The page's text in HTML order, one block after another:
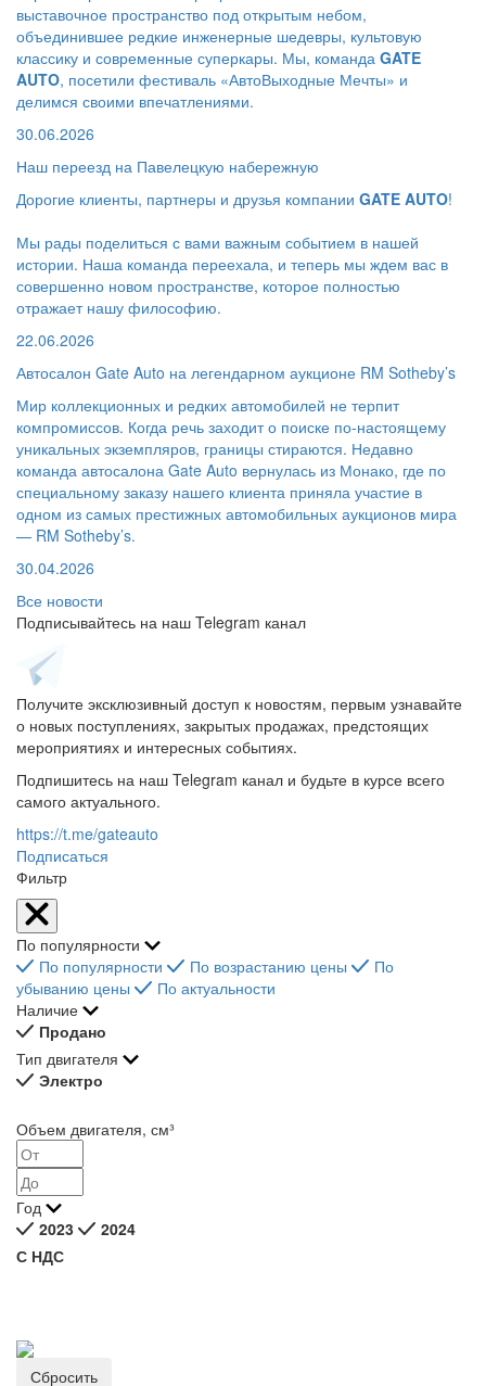
выставочное пространство под открытым небом,
объединившее редкие инженерные шедевры, культовую
классику и современные суперкары. Мы, команда GATE
AUTO, посетили фестиваль «АвтоВыходные Мечты» и
делимся своими впечатлениями.
30.06.2026
Наш переезд на Павелецкую набережную
Дорогие клиенты, партнеры и друзья компании GATE AUTO!
Мы рады поделиться с вами важным событием в нашей
истории. Наша команда переехала, и теперь мы ждем вас в
совершенно новом пространстве, которое полностью
отражает нашу философию.
22.06.2026
Автосалон Gate Auto на легендарном аукционе RM Sotheby’s
Мир коллекционных и редких автомобилей не терпит
компромиссов. Когда речь заходит о поиске по-настоящему
уникальных экземпляров, границы стираются. Недавно
команда автосалона Gate Auto вернулась из Монако, где по
специальному заказу нашего клиента приняла участие в
одном из самых престижных автомобильных аукционов мира
— RM Sotheby’s.
30.04.2026
Все новости
Подписывайтесь на наш Telegram канал
Получите эксклюзивный доступ к новостям, первым узнавайте
о новых поступлениях, закрытых продажах, предстоящих
мероприятиях и интересных событиях.
Подпишитесь на наш Telegram канал и будьте в курсе всего
самого актуального.
https://t.me/gateauto
Подписаться
Фильтр
По популярности
По популярности
По возрастанию цены
По
убыванию цены
По актуальности
Наличие
Продано
Тип двигателя
Электро
Объем двигателя, см³
Год
2023
2024
С НДС